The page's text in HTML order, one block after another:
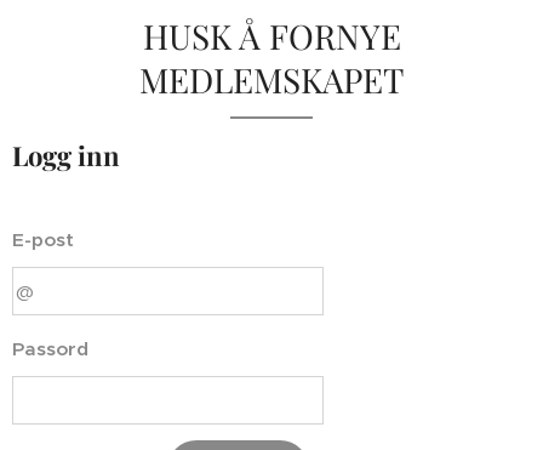
HUSK Å FORNYE
MEDLEMSKAPET
Logg inn
E-post
Passord